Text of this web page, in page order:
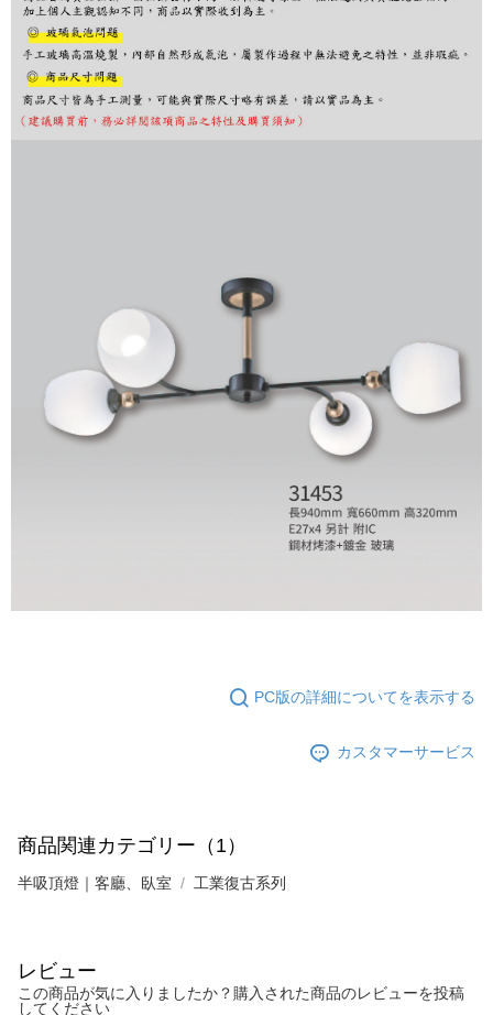
リをダウンロードして AFTEE 会員になるとお支払い期限を最長 45 日以内
まで延長できます。
お支払期限は、ショップが請求した期日と、AFTEEで延長できる日数をも
とに計算されます。AFTEEで注文すると、商品を受け取るまで支払い期限
を延長できますが、商品を期限内に受け取れない場合があります（例：予
約商品や商品到着日が比較的遅い商品）。そのため、商品到着の有無に関
三、利用規約「AFTEE代金後払い」（以下当サービスという）はネットプ
ロテクションズ（以下 AFTEE という）が提供し、AFTEEが代金を徴収し
ます。当サービスご利用の際に提供しなければならない個人情報（注文者
の氏名、電話番号、受取人の氏名、電話番号、受取人住所を含むがこれに
限らない）は、AFTEEに渡され当サービスで必要な範囲内で利用されま
す。AFTEEの個人情報の収集、処理、利用について、詳細はAFTEE公式ホ
ームページの『個人情報の収集、処理及び利用に関する声明』をご参照く
https://aftee.tw/privacypolicy/
AFTEEの初回ご利用の際に、審査を通過すれば、最高額がNT$10,000にな
ります。支払い期限を過ぎた場合、その金額に基づいて年利20%の遅延滞
納金が加算されます。未成年の利用者は、事前に法定代理人または後見人
の同意を得ればAFTEEをご利用いただけます。
PC版の詳細についてを表示する
カスタマーサービス
商品関連カテゴリー（1）
半吸頂燈｜客廳、臥室 工業復古系列
レビュー
この商品が気に入りましたか？購入された商品のレビューを投稿
してください